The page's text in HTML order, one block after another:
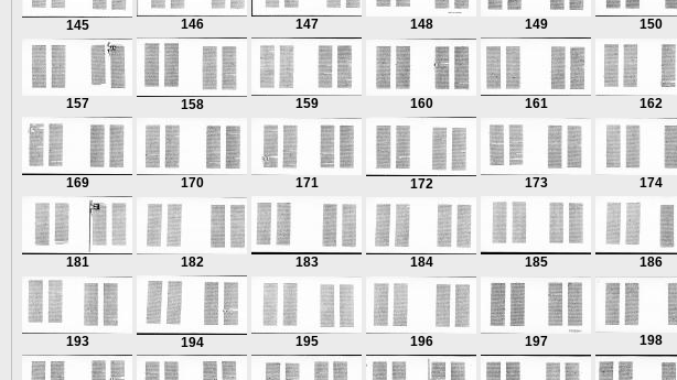
145 146 147 148 149 150
157 158 159 160 161 162
169 170 171 172 173 174
181 182 183 184 185 186
193 194 195 196 197 198